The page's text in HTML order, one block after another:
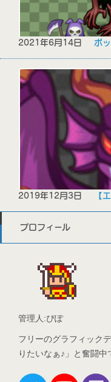
2021年6月14日 ポ
2019年12月3日 【
プロフィール
管理人:ぴぽ
フリーのグラフィック
りたいなぁ♪」と奮闘中